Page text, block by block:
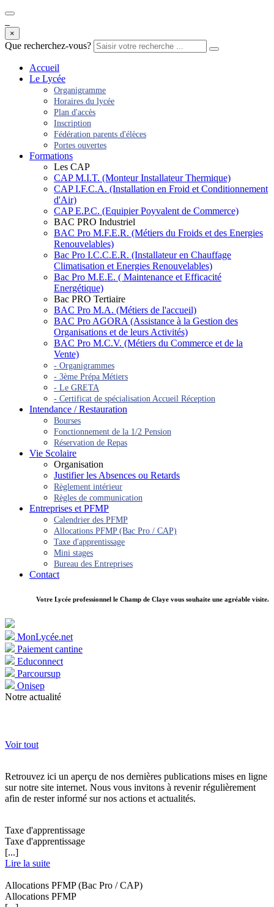
×
Que recherchez-vous?
Accueil
Le Lycée
Organigramme
Horaires du lycée
Plan d'accès
Inscription
Fédération parents d'élèces
Portes ouvertes
Formations
Les CAP
CAP M.I.T. (Monteur Installateur Thermique)
CAP I.F.C.A. (Installation en Froid et Conditionnement
d'Air)
CAP E.P.C. (Equipier Poyvalent de Commerce)
BAC PRO Industriel
BAC Pro M.F.E.R. (Métiers du Froids et des Energies
Renouvelables)
Bac Pro I.C.C.E.R. (Installateur en Chauffage
Climatisation et Energies Renouvelables)
Bac Pro M.E.E. ( Maintenance et Efficacité
Energétique)
Bac PRO Tertiaire
BAC Pro M.A. (Métiers de l'accueil)
BAC Pro AGORA (Assistance à la Gestion des
Organisations et de leurs Activités)
BAC Pro M.C.V. (Métiers du Commerce et de la
Vente)
- Organigrammes
- 3ème Prépa Métiers
- Le GRETA
- Certificat de spécialisation Accueil Réception
Intendance / Restauration
Bourses
Fonctionnement de la 1/2 Pension
Réservation de Repas
Vie Scolaire
Organisation
Justifier les Absences ou Retards
Règlement intérieur
Règles de communication
Entreprises et PFMP
Calendrier des PFMP
Allocations PFMP (Bac Pro / CAP)
Taxe d'apprentissage
Mini stages
Bureau des Entreprises
Contact
Votre Lycée professionnel le Champ de Claye vous souhaite une agréable visite.
MonLycée.net
Paiement cantine
Educonnect
Parcoursup
Onisep
Notre actualité
Voir tout
Retrouvez ici un aperçu de nos dernières publications mises en ligne
sur notre site internet. Nous vous invitons à revenir régulièrement
afin de rester informé sur nos actions et actualités.
Taxe d'apprentissage
Taxe d'apprentissage
[...]
Lire la suite
Allocations PFMP (Bac Pro / CAP)
Allocations PFMP